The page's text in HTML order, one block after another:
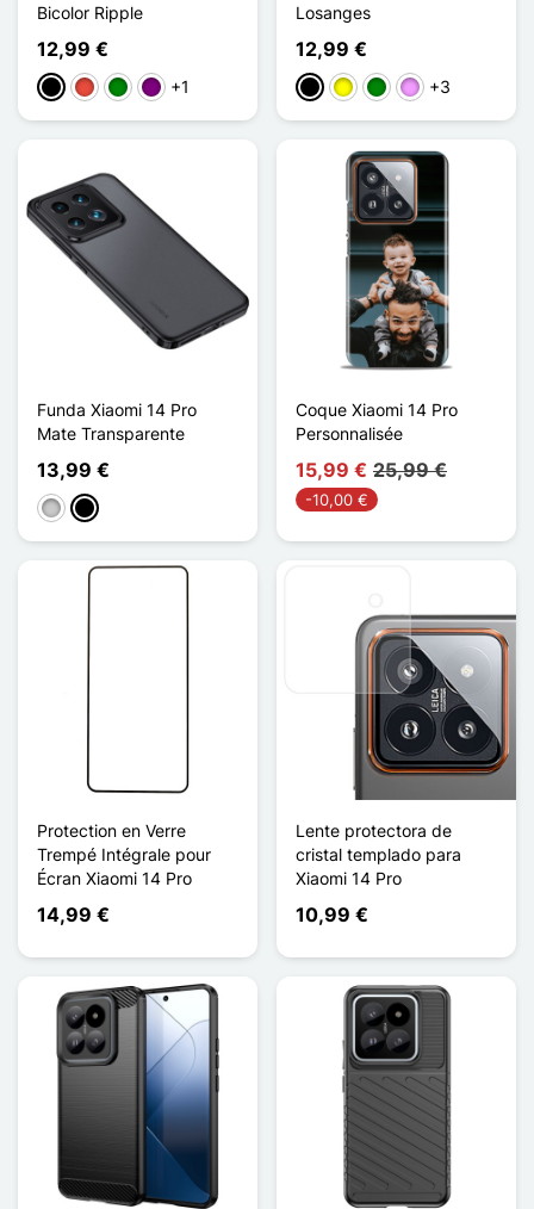
Bicolor Ripple
12,99 €
NegroRojoVerdePúrpura
+1
Losanges
12,99 €
NegroAmarillo
VerdeMorado claro
+3
Funda Xiaomi 14 Pro
Mate Transparente
13,99 €
Transparente
Noir Mat
Coque Xiaomi 14 Pro
Personnalisée
15,99 € 25,99 €
-10,00 €
Protection en Verre
Trempé Intégrale pour
Écran Xiaomi 14 Pro
14,99 €
Lente protectora de
cristal templado para
Xiaomi 14 Pro
10,99 €